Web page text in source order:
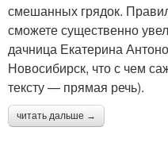
смешанных грядок.
сможете существенно
дачница Екатерина
Новосибирск, что с чем
тексту — прямая речь).
читать дальше →